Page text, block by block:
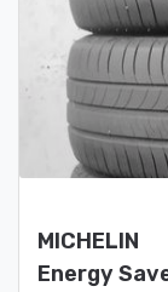
MICHELIN
Energy